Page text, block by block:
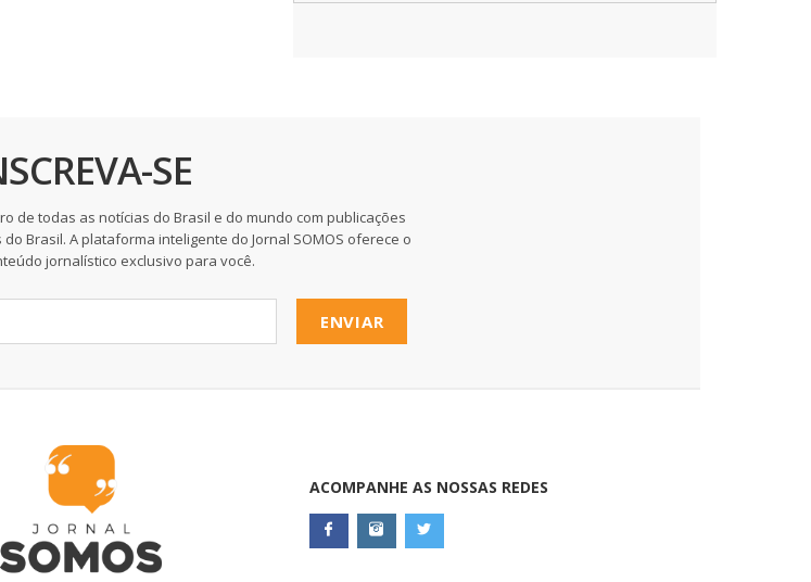
SE
de todas as notícias do Brasil e do mundo com publicações
Brasil. A plataforma inteligente do Jornal SOMOS oferece o
jornalístico exclusivo para você.
ENVIAR
ACOMPANHE AS NOSSAS REDES